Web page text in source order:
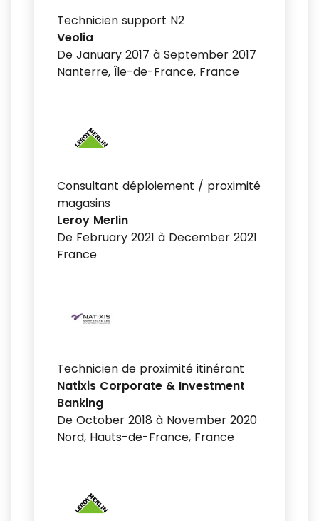
Technicien support N2
Veolia
De January 2017 à September 2017
Nanterre, Île-de-France, France
Consultant déploiement / proximité
magasins
Leroy Merlin
De February 2021 à December 2021
France
Technicien de proximité itinérant
Natixis Corporate & Investment
Banking
De October 2018 à November 2020
Nord, Hauts-de-France, France